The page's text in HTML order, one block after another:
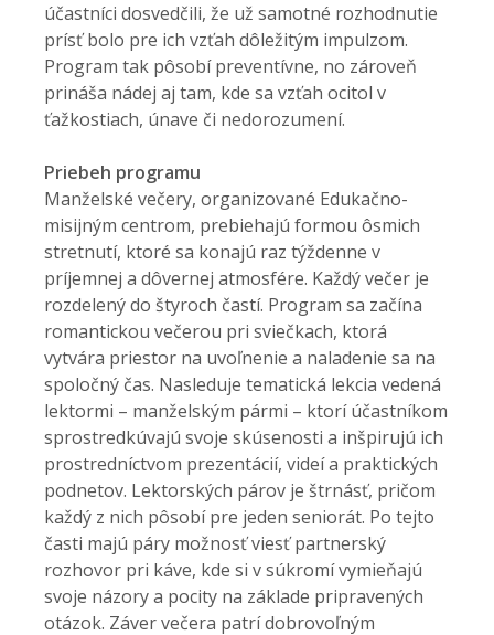
účastníci dosvedčili, že už samotné rozhodnutie
prísť bolo pre ich vzťah dôležitým impulzom.
Program tak pôsobí preventívne, no zároveň
prináša nádej aj tam, kde sa vzťah ocitol v
ťažkostiach, únave či nedorozumení.
Priebeh programu
Manželské večery, organizované Edukačno-
misijným centrom, prebiehajú formou ôsmich
stretnutí, ktoré sa konajú raz týždenne v
príjemnej a dôvernej atmosfére. Každý večer je
rozdelený do štyroch častí. Program sa začína
romantickou večerou pri sviečkach, ktorá
vytvára priestor na uvoľnenie a naladenie sa na
spoločný čas. Nasleduje tematická lekcia vedená
lektormi – manželským pármi – ktorí účastníkom
sprostredkúvajú svoje skúsenosti a inšpirujú ich
prostredníctvom prezentácií, videí a praktických
podnetov. Lektorských párov je štrnásť, pričom
každý z nich pôsobí pre jeden seniorát. Po tejto
časti majú páry možnosť viesť partnerský
rozhovor pri káve, kde si v súkromí vymieňajú
svoje názory a pocity na základe pripravených
otázok. Záver večera patrí dobrovoľným